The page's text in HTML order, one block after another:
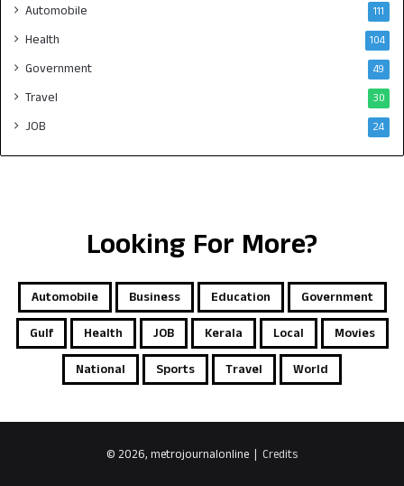
Automobile 111
Health 104
Government 49
Travel 30
JOB 24
Looking For More?
Automobile Business Education
Government
Gulf
Health JOB Kerala Local
Movies
National
Sports Travel World
© 2026, metrojournalonline | Credits